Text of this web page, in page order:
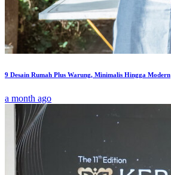
9 Desain Rumah Plus Warung, Minimalis Hingga Modern
a month ago